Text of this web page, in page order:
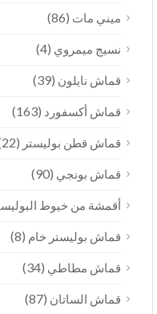
ميني مات(86)
نسيج ميمروي(4)
قماش نايلون(39)
قماش أكسفورد(163)
قماش قطن بوليستر(22)
قماش بونجي(90)
أقمشة من خيوط البوليستر
قماش بوليستر خام(8)
قماش مطاطي(34)
قماش الساتان(87)